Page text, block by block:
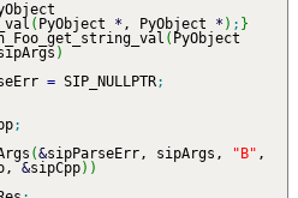
( PyObject * , PyObject * ) ; }
( PyObject
)
= SIP_NULLPTR;
;
(&sipParseErr, sipArgs, "B" ,
&sipCpp) )